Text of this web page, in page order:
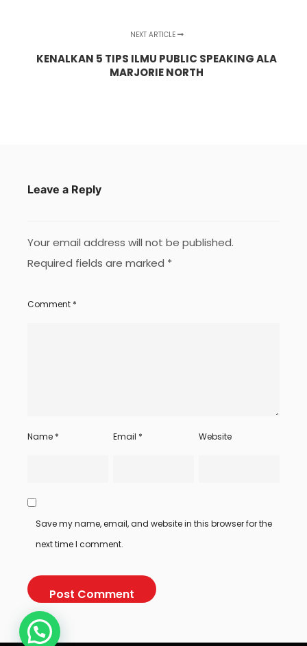
NEXT ARTICLE
KENALKAN 5 TIPS ILMU PUBLIC SPEAKING ALA
MARJORIE NORTH
Leave a Reply
Your email address will not be published.
Required fields are marked *
Comment *
Name * Email * Website
Save my name, email, and website in this browser for the
next time I comment.